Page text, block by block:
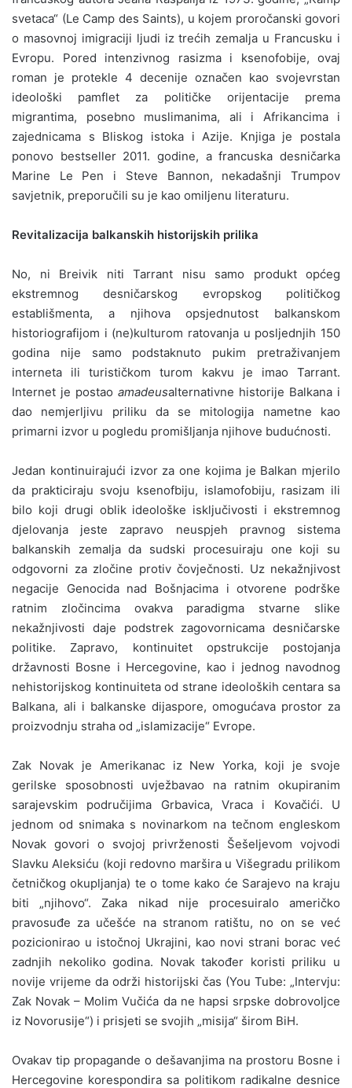
svetaca“ (Le Camp des Saints), u kojem proročanski govori
o masovnoj imigraciji ljudi iz trećih zemalja u Francusku i
Evropu. Pored intenzivnog rasizma i ksenofobije, ovaj
roman je protekle 4 decenije označen kao svojevrstan
ideološki pamflet za političke orijentacije prema
migrantima, posebno muslimanima, ali i Afrikancima i
zajednicama s Bliskog istoka i Azije. Knjiga je postala
ponovo bestseller 2011. godine, a francuska desničarka
Marine Le Pen i Steve Bannon, nekadašnji Trumpov
savjetnik, preporučili su je kao omiljenu literaturu.
Revitalizacija balkanskih historijskih prilika
No, ni Breivik niti Tarrant nisu samo produkt općeg
ekstremnog desničarskog evropskog političkog
establišmenta, a njihova opsjednutost balkanskom
historiografijom i (ne)kulturom ratovanja u posljednjih 150
godina nije samo podstaknuto pukim pretraživanjem
interneta ili turističkom turom kakvu je imao Tarrant.
Internet je postao amadeusalternativne historije Balkana i
dao nemjerljivu priliku da se mitologija nametne kao
primarni izvor u pogledu promišljanja njihove budućnosti.
Jedan kontinuirajući izvor za one kojima je Balkan mjerilo
da prakticiraju svoju ksenofbiju, islamofobiju, rasizam ili
bilo koji drugi oblik ideološke isključivosti i ekstremnog
djelovanja jeste zapravo neuspjeh pravnog sistema
balkanskih zemalja da sudski procesuiraju one koji su
odgovorni za zločine protiv čovječnosti. Uz nekažnjivost
negacije Genocida nad Bošnjacima i otvorene podrške
ratnim zločincima ovakva paradigma stvarne slike
nekažnjivosti daje podstrek zagovornicama desničarske
politike. Zapravo, kontinuitet opstrukcije postojanja
državnosti Bosne i Hercegovine, kao i jednog navodnog
nehistorijskog kontinuiteta od strane ideoloških centara sa
Balkana, ali i balkanske dijaspore, omogućava prostor za
proizvodnju straha od „islamizacije“ Evrope.
Zak Novak je Amerikanac iz New Yorka, koji je svoje
gerilske sposobnosti uvježbavao na ratnim okupiranim
sarajevskim područijima Grbavica, Vraca i Kovačići. U
jednom od snimaka s novinarkom na tečnom engleskom
Novak govori o svojoj privrženosti Šešeljevom vojvodi
Slavku Aleksiću (koji redovno maršira u Višegradu prilikom
četničkog okupljanja) te o tome kako će Sarajevo na kraju
biti „njihovo“. Zaka nikad nije procesuiralo američko
pravosuđe za učešće na stranom ratištu, no on se već
pozicionirao u istočnoj Ukrajini, kao novi strani borac već
zadnjih nekoliko godina. Novak također koristi priliku u
novije vrijeme da održi historijski čas (You Tube: „Intervju:
Zak Novak – Molim Vučića da ne hapsi srpske dobrovoljce
iz Novorusije“) i prisjeti se svojih „misija“ širom BiH.
Ovakav tip propagande o dešavanjima na prostoru Bosne i
Hercegovine korespondira sa politikom radikalne desnice